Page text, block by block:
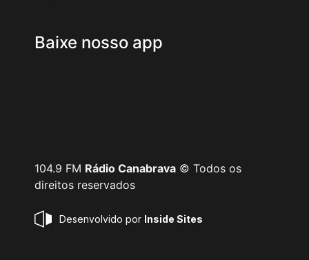
Baixe nosso app
104.9 FM Rádio Canabrava © Todos os
direitos reservados
Desenvolvido por Inside Sites